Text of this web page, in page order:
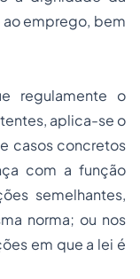
ao emprego, bem
regulamente o
aplica-se o
casos concretos
com a função
semelhantes,
norma; ou nos
em que a lei é